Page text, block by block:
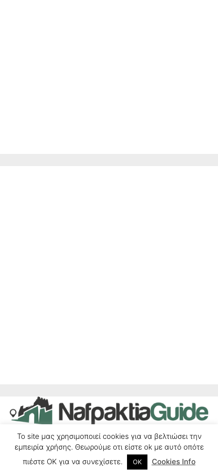
Επικοινωνία Δήλωση Συμμόρφωσης Όροι χρήσης
Το site μας χρησιμοποιεί cookies για να βελτιώσει την
εμπειρία χρήσης. Θεωρούμε οτι είστε ok με αυτό οπότε
πιέστε ΟΚ για να συνεχίσετε.
ΟΚ Cookies Info